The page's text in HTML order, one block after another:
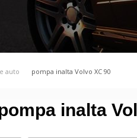
auto pompa inalta Volvo XC 90
inalta